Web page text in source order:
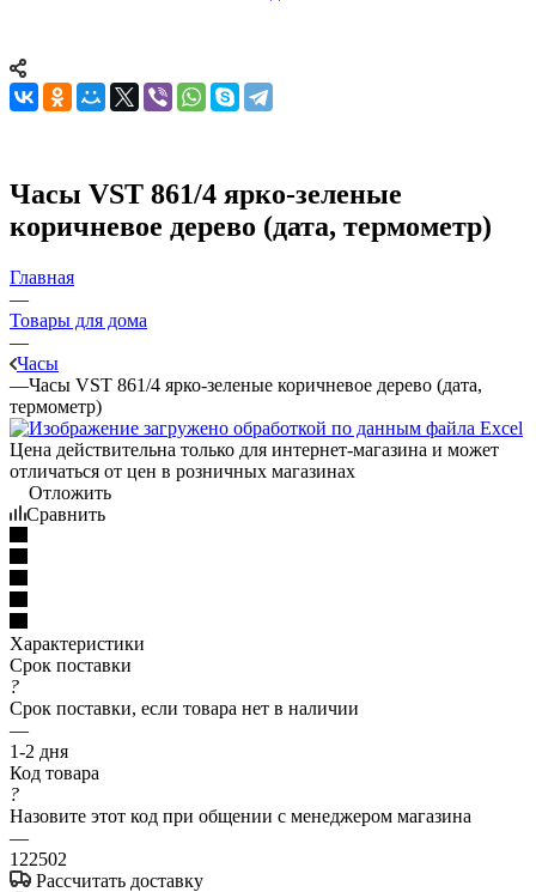
Часы VST 861/4 ярко-зеленые
коричневое дерево (дата, термометр)
Главная
—
Товары для дома
—
Часы
—Часы VST 861/4 ярко-зеленые коричневое дерево (дата,
термометр)
Цена действительна только для интернет-магазина и может
отличаться от цен в розничных магазинах
Отложить
Сравнить
Характеристики
Срок поставки
?
Срок поставки, если товара нет в наличии
—
1-2 дня
Код товара
?
Назовите этот код при общении с менеджером магазина
—
122502
Рассчитать доставку